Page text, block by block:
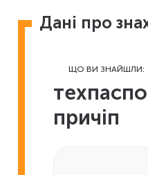
Дані про
ЩО ВИ ЗНАЙШЛИ:
причіп